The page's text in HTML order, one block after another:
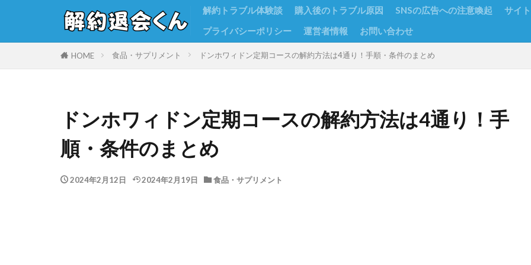
解約トラブル体験談 購入後のトラブル原因 SNSの広告への注意喚起
サイ
プライバシーポリシー
運営者情報 お問い合わせ
HOME 食品・サプリメント ドンホワィドン定期コースの解約方法は4通り！手順・条件のまとめ
ドンホワィドン定期コースの解約方法は4通り！手
順・条件のまとめ
2024年2月12日 2024年2月19日 食品・サプリメント